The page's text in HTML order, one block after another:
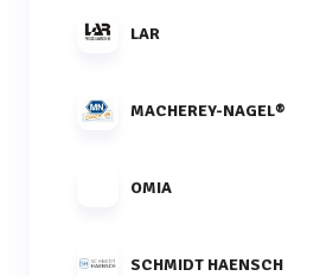
LAR
MACHEREY-NAGEL®
OMIA
SCHMIDT HAENSCH